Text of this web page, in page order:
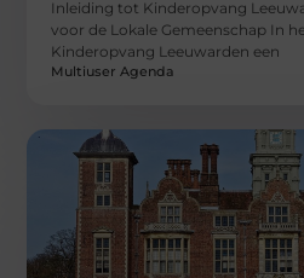
Inleiding tot Kinderopvang
voor de Lokale Gemeenschap In
Kinderopvang Leeuwarden een
Multiuser Agenda